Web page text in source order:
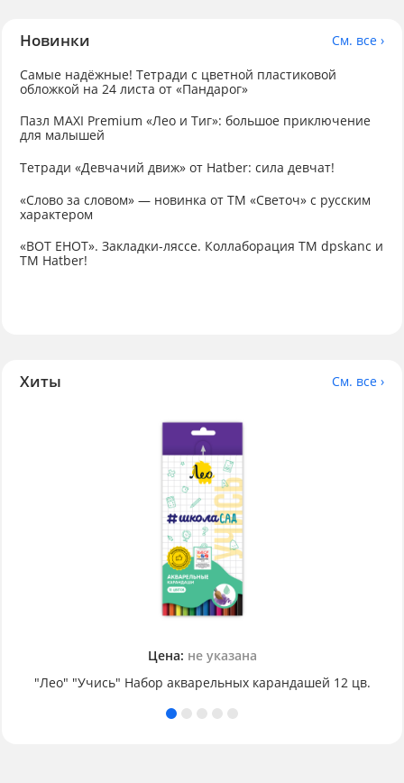
Новинки
См. все ›
Самые надёжные! Тетради с цветной пластиковой
обложкой на 24 листа от «Пандарог»
Пазл MAXI Premium «Лео и Тиг»: большое приключение
для малышей
Тетради «Девчачий движ» от Hatber: сила девчат!
«Слово за словом» — новинка от ТМ «Светоч» с русским
характером
«ВОТ ЕНОТ». Закладки-ляссе. Коллаборация TM dpskanc и
ТМ Hatber!
Хиты См. все ›
Цена: не указана
"Лео" "Учись" Набор акварельных карандашей 12 цв.